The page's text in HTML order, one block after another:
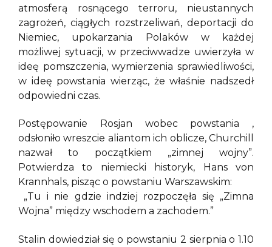
atmosferą rosnącego terroru, nieustannych
zagrożeń, ciągłych rozstrzeliwań, deportacji do
Niemiec, upokarzania Polaków w każdej
możliwej sytuacji, w przeciwwadze uwierzyła w
ideę pomszczenia, wymierzenia sprawiedliwości,
w ideę powstania wierząc, że właśnie nadszedł
odpowiedni czas.
Postępowanie Rosjan wobec powstania ,
odsłoniło wreszcie aliantom ich oblicze, Churchill
nazwał to początkiem „zimnej wojny”.
Potwierdza to niemiecki historyk, Hans von
Krannhals, pisząc o powstaniu Warszawskim:
„Tu i nie gdzie indziej rozpoczęła się „Zimna
Wojna” między wschodem a zachodem.”
Stalin dowiedział się o powstaniu 2 sierpnia o 1.10